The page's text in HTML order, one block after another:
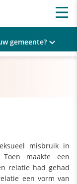
gemeente?
misbruik in
maakte een
relatie had gehad
een vorm van